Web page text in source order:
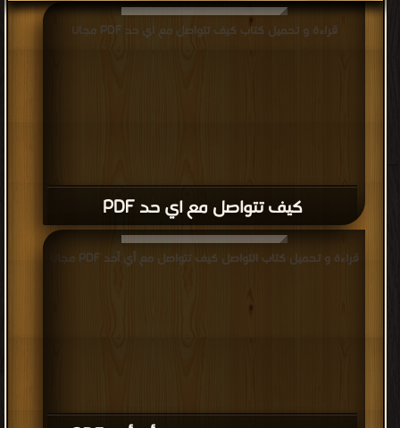
كيف تتواصل مع اي حد PDF
قراءة و تحميل كتاب كيف تتواصل مع اي حد PDF مجانا
قراءة و تحميل كتاب التواصل كيف تتواصل مع أي أحد PDF مجانا